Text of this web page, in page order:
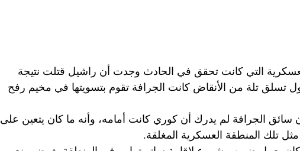
التي كانت تحقق في الحادث وجدت أن راشيل قتلت نتيجة
تسلق تلة من الأنقاض كانت الجرافة تقوم بتسويتها في مخيم رفح
سائق الجرافة لم يدرك أن كوري كانت أمامه، وأنه ما كان يتعين على
تلك المنطقة العسكرية المغلقة.